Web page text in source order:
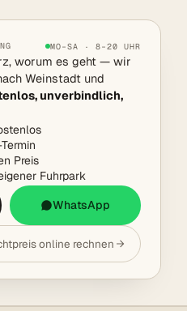
MO–SA · 8–20 UHR
worum es geht — wir
Weinstadt und
unverbindlich,
Preis
Fuhrpark
WhatsApp
online rechnen